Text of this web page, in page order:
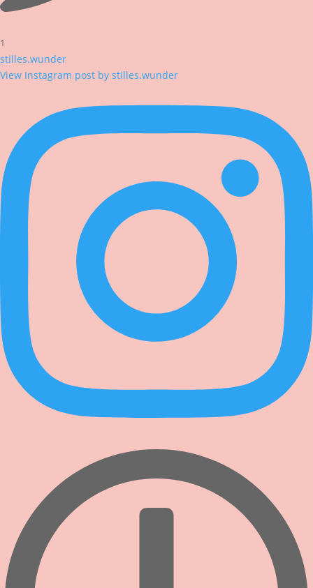
1
stilles.wunder
View Instagram post by stilles.wunder